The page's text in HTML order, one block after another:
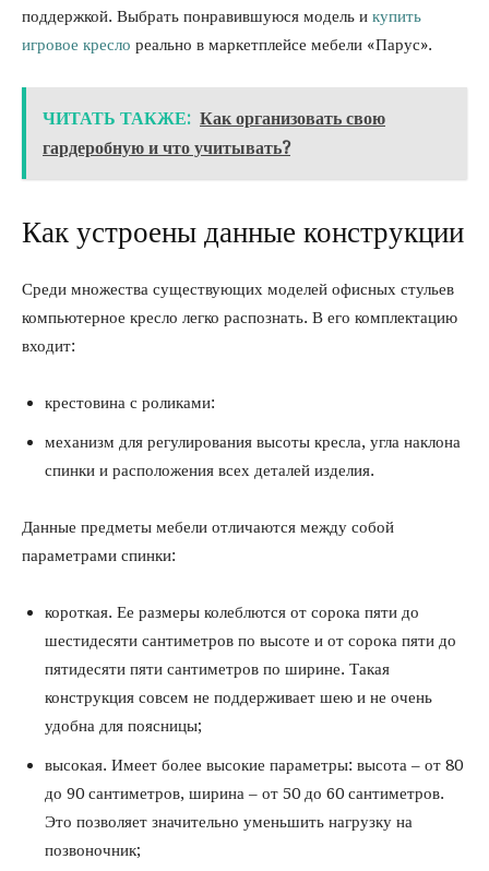
поддержкой. Выбрать понравившуюся модель и купить
игровое кресло реально в маркетплейсе мебели «Парус».
ЧИТАТЬ ТАКЖЕ: Как организовать свою
гардеробную и что учитывать?
Как устроены данные конструкции
Среди множества существующих моделей офисных стульев
компьютерное кресло легко распознать. В его комплектацию
входит:
крестовина с роликами:
механизм для регулирования высоты кресла, угла наклона
спинки и расположения всех деталей изделия.
Данные предметы мебели отличаются между собой
параметрами спинки:
короткая. Ее размеры колеблются от сорока пяти до
шестидесяти сантиметров по высоте и от сорока пяти до
пятидесяти пяти сантиметров по ширине. Такая
конструкция совсем не поддерживает шею и не очень
удобна для поясницы;
высокая. Имеет более высокие параметры: высота – от 80
до 90 сантиметров, ширина – от 50 до 60 сантиметров.
Это позволяет значительно уменьшить нагрузку на
позвоночник;